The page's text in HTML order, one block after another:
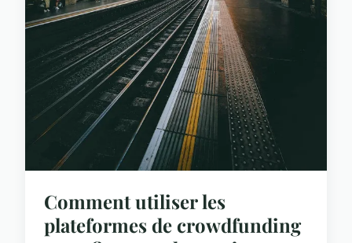
Comment utiliser les
plateformes de crowdfunding